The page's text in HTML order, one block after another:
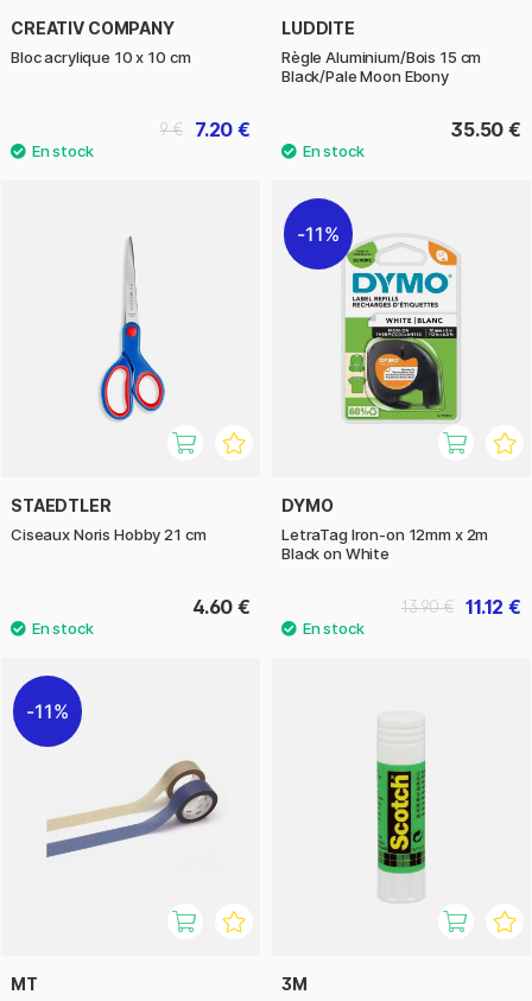
CREATIV COMPANY
Bloc acrylique 10 x 10 cm
7.20 €
9 €
LUDDITE
Règle Aluminium/Bois 15 cm
Black/Pale Moon Ebony
35.50 €
STAEDTLER
Ciseaux Noris Hobby 21 cm
4.60 €
11%
DYMO
LetraTag Iron-on 12mm x 2m
Black on White
11.12 €
13.90 €
11%
MT 3M